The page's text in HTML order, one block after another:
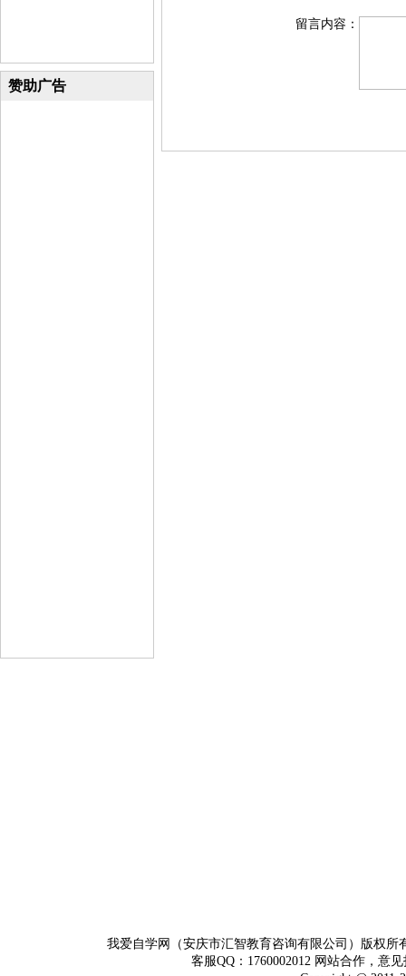
赞助广告
留言内容：
我爱自学网（安庆市汇智教育咨询有限公司）版权
客服QQ：1760002012 网站合作，意